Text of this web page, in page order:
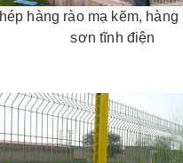
hàng rào mạ kẽm,
sơn tĩnh điện